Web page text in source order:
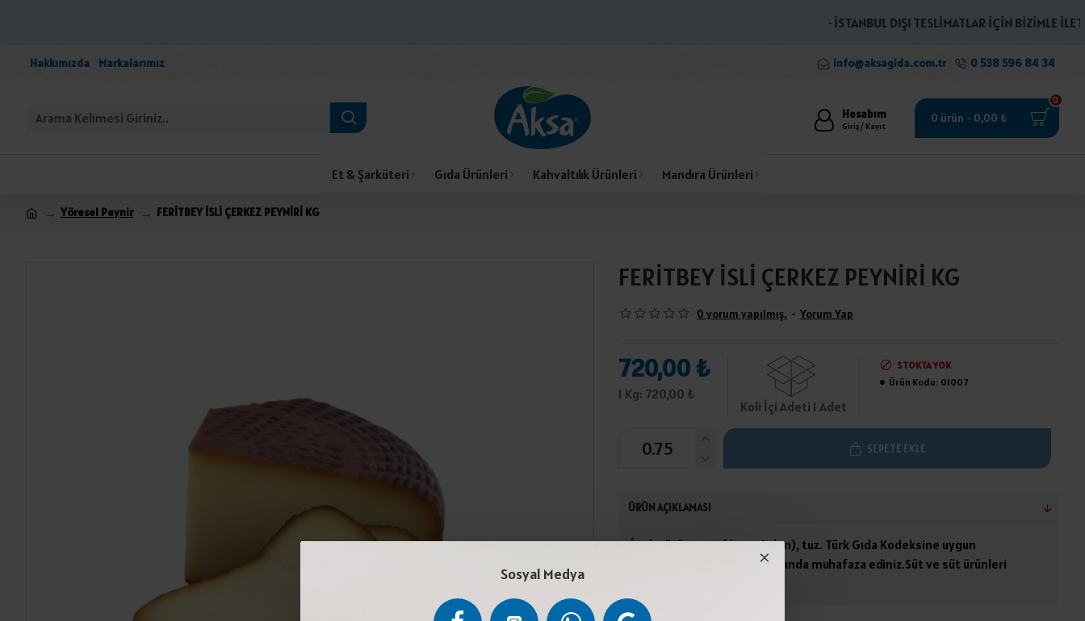
Sosyal Medya
· İSTANBUL DIŞI TESLİMATLAR İÇİN BİZİMLE
Hakkımızda Markalarımız info@aksagida.com.tr 0 538 596 84 34
Hesabım
Giriş / Kayıt
0 ürün - 0,00 ₺
0
Et & Şarküteri Gıda Ürünleri Kahvaltılık Ürünleri Mandıra Ürünleri
Yöresel Peynir FERİTBEY İSLİ ÇERKEZ PEYNİRİ KG
FERİTBEY İSLİ ÇERKEZ PEYNİRİ KG
0 yorum yapılmış. - Yorum Yap
720,00 ₺
1 Kg: 720,00 ₺
Koli İçi Adeti 1 Adet
STOKTA YOK
Ürün Kodu: 01007
SEPETE EKLE
ÜRÜN AÇIKLAMASI
İnek sütü, maya (dana şirden), tuz. Türk Gıda Kodeksine uygun
üretilmiştir.4°C ile 10°C arasında muhafaza ediniz.Süt ve süt ürünleri